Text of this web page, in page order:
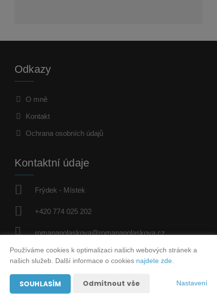
Odkazy
O mně
Kontakt
Ochrana osobních údajů
Kontaktní údaje
Frýdek - Místek
+420 774 025 202
romanapolaskova@romanapolaskova.cz
Sociální sítě
Používáme cookies k optimalizaci našich webových stránek a
našich služeb. Další informace o cookies najdete zde
SOUHLASÍM Odmítnout vše Nastavení